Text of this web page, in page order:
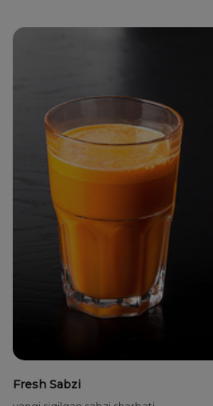
Fresh Sabzi